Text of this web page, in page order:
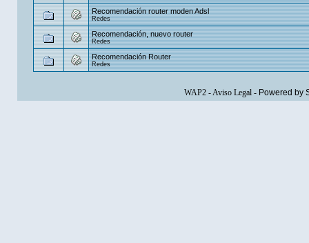
Recomendación router moden Adsl
Redes
Recomendación, nuevo router
Redes
Recomendación Router
Redes
WAP2-Aviso Legal- Powered by